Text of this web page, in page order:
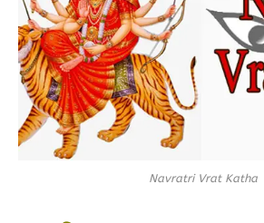
Navratri Vrat Katha